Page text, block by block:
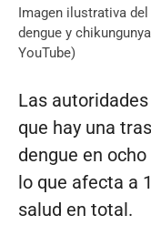
Imagen ilustrativa
dengue y
YouTube)
Las
que hay una
dengue en
lo que afecta a
salud en total.